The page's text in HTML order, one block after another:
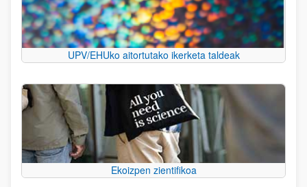
UPV/EHUko aitortutako ikerketa taldeak
Ekoizpen zientifikoa